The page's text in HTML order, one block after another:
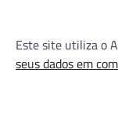
Este site utiliza o
seus dados em